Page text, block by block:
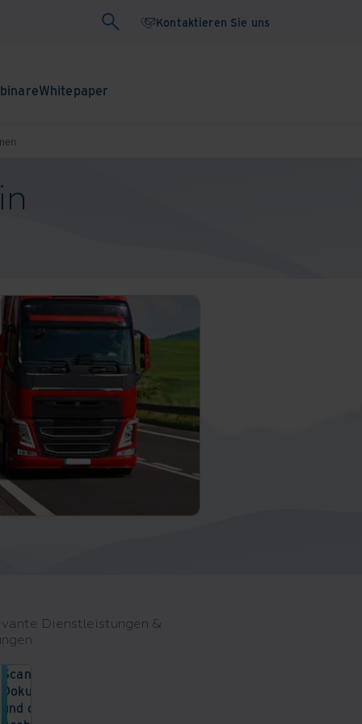
Kontaktieren Sie uns
Whitepaper
Dienstleistungen &
Scannen von
Dokumenten
und digitale